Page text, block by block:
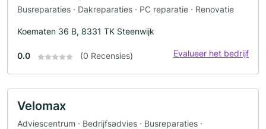
Busreparaties · Dakreparaties · PC reparatie · Renovatie
Koematen 36 B, 8331 TK Steenwijk
0.0 (0 Recensies) Evalueer het bedrijf
Velomax
Adviescentrum · Bedrijfsadvies · Busreparaties ·